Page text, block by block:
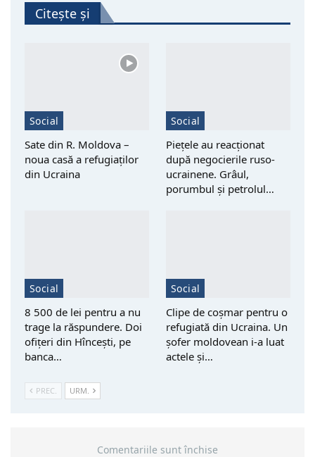
Citește și
Social
Sate din R. Moldova –
noua casă a refugiaților
din Ucraina
Social
Piețele au reacționat
după negocierile ruso-
ucrainene. Grâul,
porumbul și petrolul…
Social
8 500 de lei pentru a nu
trage la răspundere. Doi
ofițeri din Hîncești, pe
banca…
Social
Clipe de coșmar pentru o
refugiată din Ucraina. Un
șofer moldovean i-a luat
actele și…
PREC. URM.
Comentariile sunt închise